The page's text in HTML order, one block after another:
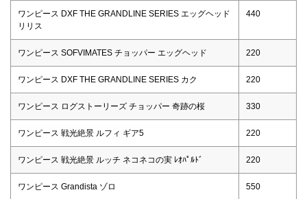
ワンピース DXF THE GRANDLINE SERIES エッグヘッド
リリス
440
ワンピース SOFVIMATES チョッパー エッグヘッド 220
ワンピース DXF THE GRANDLINE SERIES カク 220
ワンピース ログストーリーズ チョッパー 奇跡の桜 330
ワンピース 戦光絶景 ルフィ ギア5 220
ワンピース 戦光絶景 ルッチ ネコネコの実 ﾚｵﾊﾟﾙﾄﾞ 220
ワンピース Grandista ゾロ 550